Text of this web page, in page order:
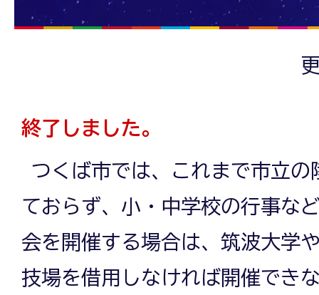
終了しました。
つくば市では、これまで市立の
ておらず、小・中学校の行事な
会を開催する場合は、筑波大学
技場を借用しなければ開催でき